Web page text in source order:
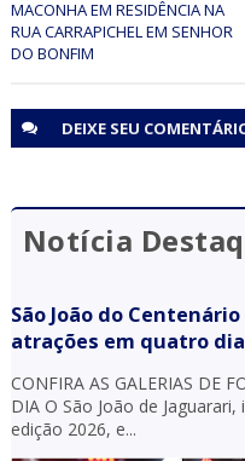
MACONHA EM RESIDÊNCIA NA
RUA CARRAPICHEL EM SENHOR
DO BONFIM
DEIXE SEU
Notícia
São João do
atrações em quatro
CONFIRA AS GALERIAS DE
DIA O São João de
edição 2026, e...